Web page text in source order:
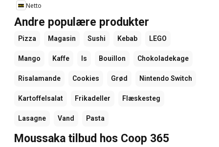
Netto
Andre populære produkter
Pizza Magasin Sushi Kebab LEGO
Mango Kaffe Is Bouillon Chokoladekage
Risalamande Cookies Grød Nintendo Switch
Kartoffelsalat Frikadeller Flæskesteg
Lasagne Vand Pasta
Moussaka tilbud hos Coop 365